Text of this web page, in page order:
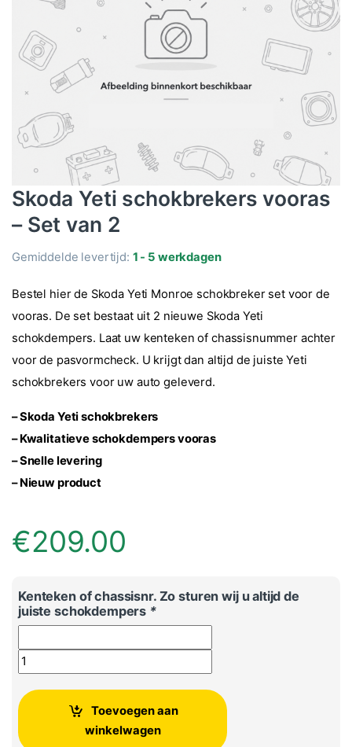
Skoda Yeti schokbrekers vooras
– Set van 2
Gemiddelde levertijd: 1 - 5 werkdagen
Bestel hier de Skoda Yeti Monroe schokbreker set voor de
vooras. De set bestaat uit 2 nieuwe Skoda Yeti
schokdempers. Laat uw kenteken of chassisnummer achter
voor de pasvormcheck. U krijgt dan altijd de juiste Yeti
schokbrekers voor uw auto geleverd.
– Skoda Yeti schokbrekers
– Kwalitatieve schokdempers vooras
– Snelle levering
– Nieuw product
€209.00
Kenteken of chassisnr. Zo sturen wij u altijd de
juiste schokdempers *
Skoda Yeti schokbrekers vooras - Set van 2 aantal
Toevoegen aan
winkelwagen